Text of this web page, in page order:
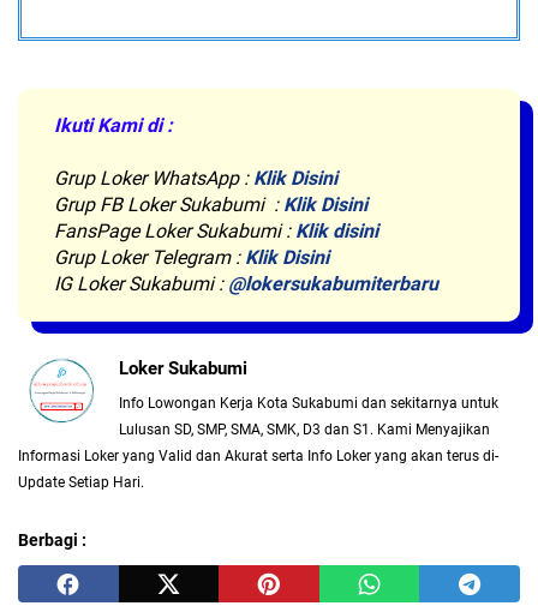
Ikuti Kami di :
Grup Loker WhatsApp : Klik Disini
Grup FB Loker Sukabumi : Klik Disini
FansPage Loker Sukabumi : Klik disini
Grup Loker Telegram : Klik Disini
IG Loker Sukabumi : @lokersukabumiterbaru
Loker Sukabumi
Info Lowongan Kerja Kota Sukabumi dan sekitarnya untuk
Lulusan SD, SMP, SMA, SMK, D3 dan S1. Kami Menyajikan
Informasi Loker yang Valid dan Akurat serta Info Loker yang akan terus di-
Update Setiap Hari.
Berbagi :